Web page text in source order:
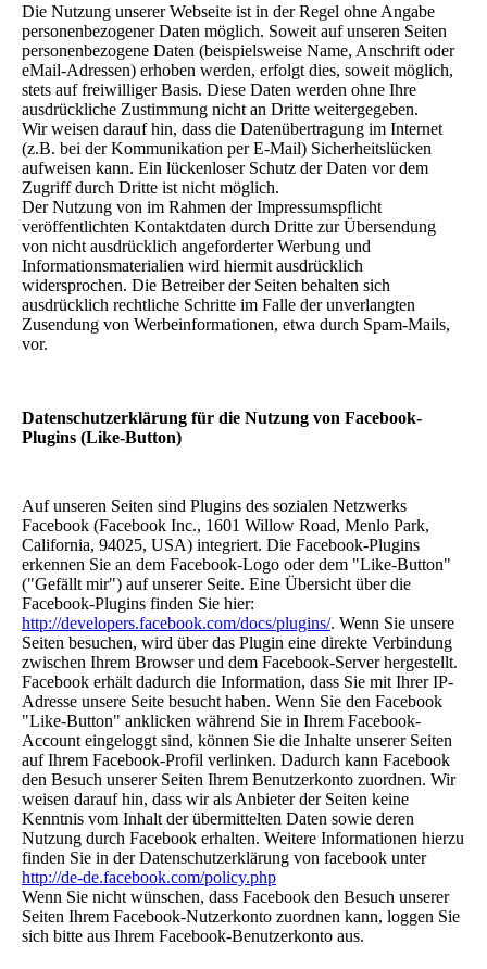
Die Nutzung unserer Webseite ist in der Regel ohne Angabe
personenbezogener Daten möglich. Soweit auf unseren Seiten
personenbezogene Daten (beispielsweise Name, Anschrift oder
eMail-Adressen) erhoben werden, erfolgt dies, soweit möglich,
stets auf freiwilliger Basis. Diese Daten werden ohne Ihre
ausdrückliche Zustimmung nicht an Dritte weitergegeben.
Wir weisen darauf hin, dass die Datenübertragung im Internet
(z.B. bei der Kommunikation per E-Mail) Sicherheitslücken
aufweisen kann. Ein lückenloser Schutz der Daten vor dem
Zugriff durch Dritte ist nicht möglich.
Der Nutzung von im Rahmen der Impressumspflicht
veröffentlichten Kontaktdaten durch Dritte zur Übersendung
von nicht ausdrücklich angeforderter Werbung und
Informationsmaterialien wird hiermit ausdrücklich
widersprochen. Die Betreiber der Seiten behalten sich
ausdrücklich rechtliche Schritte im Falle der unverlangten
Zusendung von Werbeinformationen, etwa durch Spam-Mails,
vor.
Datenschutzerklärung für die Nutzung von Facebook-
Plugins (Like-Button)
Auf unseren Seiten sind Plugins des sozialen Netzwerks
Facebook (Facebook Inc., 1601 Willow Road, Menlo Park,
California, 94025, USA) integriert. Die Facebook-Plugins
erkennen Sie an dem Facebook-Logo oder dem "Like-Button"
("Gefällt mir") auf unserer Seite. Eine Übersicht über die
Facebook-Plugins finden Sie hier:
http://developers.facebook.com/docs/plugins/. Wenn Sie unsere
Seiten besuchen, wird über das Plugin eine direkte Verbindung
zwischen Ihrem Browser und dem Facebook-Server hergestellt.
Facebook erhält dadurch die Information, dass Sie mit Ihrer IP-
Adresse unsere Seite besucht haben. Wenn Sie den Facebook
"Like-Button" anklicken während Sie in Ihrem Facebook-
Account eingeloggt sind, können Sie die Inhalte unserer Seiten
auf Ihrem Facebook-Profil verlinken. Dadurch kann Facebook
den Besuch unserer Seiten Ihrem Benutzerkonto zuordnen. Wir
weisen darauf hin, dass wir als Anbieter der Seiten keine
Kenntnis vom Inhalt der übermittelten Daten sowie deren
Nutzung durch Facebook erhalten. Weitere Informationen hierzu
finden Sie in der Datenschutzerklärung von facebook unter
http://de-de.facebook.com/policy.php
Wenn Sie nicht wünschen, dass Facebook den Besuch unserer
Seiten Ihrem Facebook-Nutzerkonto zuordnen kann, loggen Sie
sich bitte aus Ihrem Facebook-Benutzerkonto aus.